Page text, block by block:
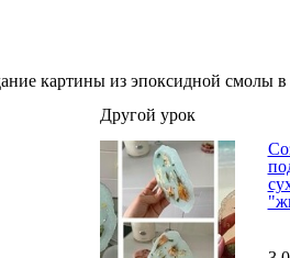
картины из эпоксидной смолы
Другой урок